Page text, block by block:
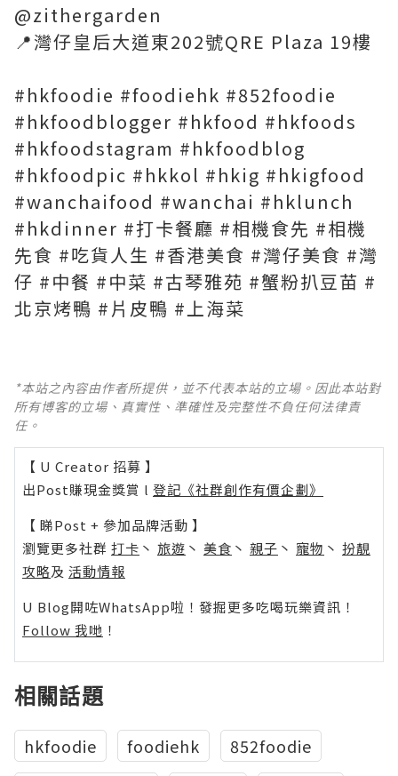
@zithergarden
📍灣仔皇后大道東202號QRE Plaza 19樓
#hkfoodie #foodiehk #852foodie
#hkfoodblogger #hkfood #hkfoods
#hkfoodstagram #hkfoodblog
#hkfoodpic #hkkol #hkig #hkigfood
#wanchaifood #wanchai #hklunch
#hkdinner #打卡餐廳 #相機食先 #相機
先食 #吃貨人生 #香港美食 #灣仔美食 #灣
仔 #中餐 #中菜 #古琴雅苑 #蟹粉扒豆苗 #
北京烤鴨 #片皮鴨 #上海菜
*本站之內容由作者所提供，並不代表本站的立場。因此本站對
所有博客的立場、真實性、準確性及完整性不負任何法律責
任。
【 U Creator 招募 】
出Post賺現金獎賞 l 登記《社群創作有價企劃》
【 睇Post + 參加品牌活動 】
瀏覽更多社群 打卡 丶 旅遊 丶 美食 丶 親子 丶 寵物 丶 扮靚
攻略及 活動情報
U Blog開咗WhatsApp啦！發掘更多吃喝玩樂資訊！
Follow 我哋 ！
相關話題
hkfoodie foodiehk
852foodie